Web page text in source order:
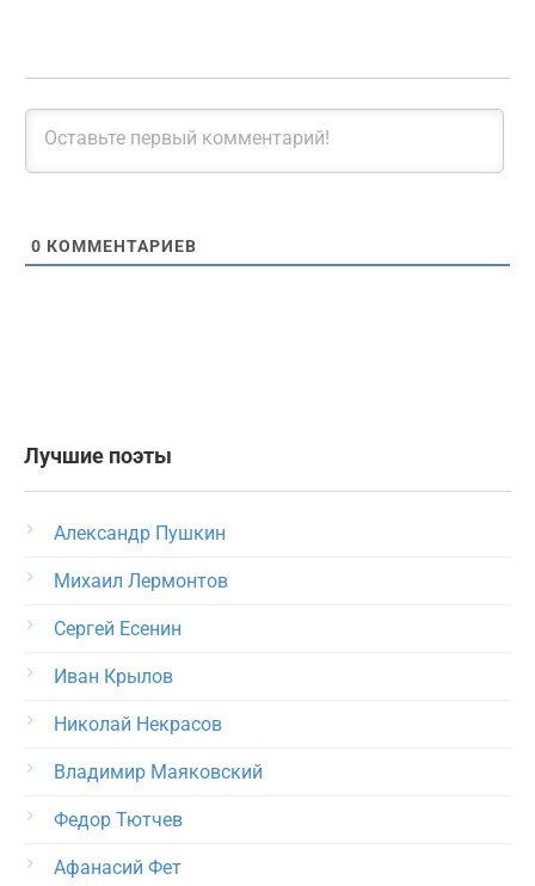
0 КОММЕНТАРИЕВ
Лучшие поэты
Александр Пушкин
Михаил Лермонтов
Сергей Есенин
Иван Крылов
Николай Некрасов
Владимир Маяковский
Федор Тютчев
Афанасий Фет